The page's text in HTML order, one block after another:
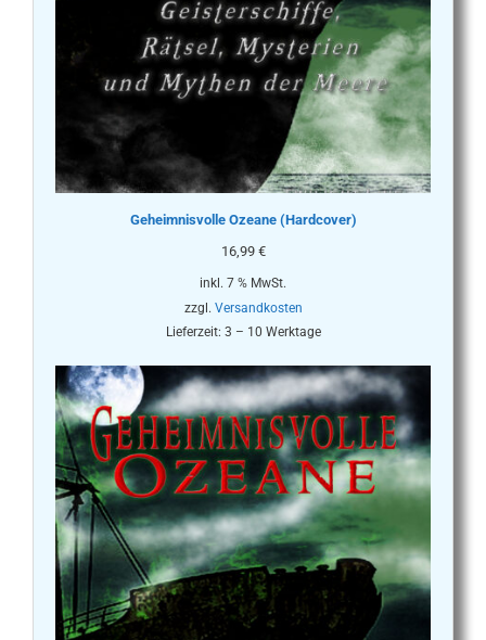
Geheimnisvolle Ozeane (Hardcover)
16,99 €
inkl. 7 % MwSt.
zzgl. Versandkosten
Lieferzeit: 3 – 10 Werktage